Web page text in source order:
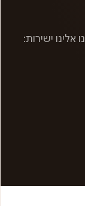
אלינו ישירות: